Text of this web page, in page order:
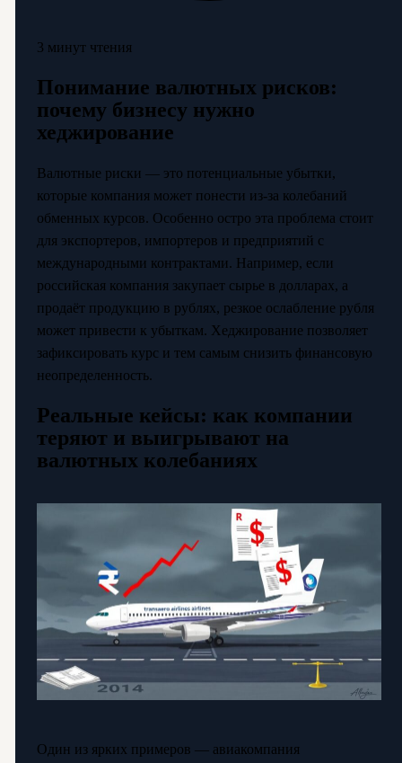
3 минут чтения
Понимание валютных рисков:
почему бизнесу нужно
хеджирование
Валютные риски — это потенциальные убытки,
которые компания может понести из-за колебаний
обменных курсов. Особенно остро эта проблема стоит
для экспортеров, импортеров и предприятий с
международными контрактами. Например, если
российская компания закупает сырье в долларах, а
продаёт продукцию в рублях, резкое ослабление рубля
может привести к убыткам. Хеджирование позволяет
зафиксировать курс и тем самым снизить финансовую
неопределенность.
Реальные кейсы: как компании
теряют и выигрывают на
валютных колебаниях
Один из ярких примеров — авиакомпания